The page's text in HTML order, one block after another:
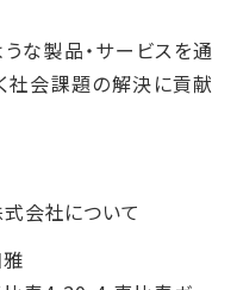
な製品・サービスを通
社会課題の解決に貢献
会社について